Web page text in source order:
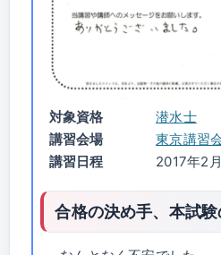
対象資格
潜水士
講習会場
東京講習
講習日程
2017年2
合格の決め手、本試験